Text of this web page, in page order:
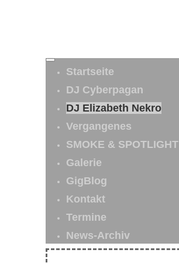
Startseite
DJ Cyberpagan
DJ Elizabeth Nekro
Vergangenes
SMOKE & SPOTLIGHT
Galerie
GigBlog
Kontakt
Termine
News-Archiv